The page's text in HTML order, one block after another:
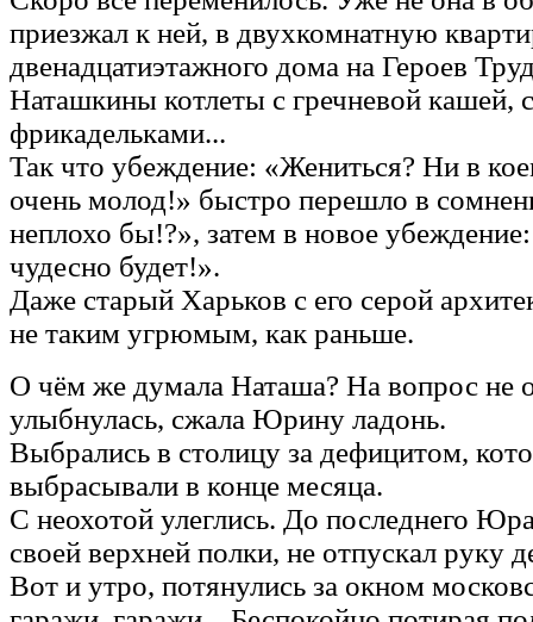
приезжал к ней, в двухкомнатную
двенадцатиэтажного дома на Героев
Наташкины котлеты с гречневой кашей,
фрикадельками...
Так что убеждение: «Жениться? Ни в
очень молод!» быстро перешло в
неплохо бы!?», затем в новое
чудесно будет!».
Даже старый Харьков с его серой
не таким угрюмым, как раньше.
О чём же думала Наташа? На вопрос не
улыбнулась, сжала Юрину ладонь.
Выбрались в столицу за дефицитом,
выбрасывали в конце месяца.
С неохотой улеглись. До последнего
своей верхней полки, не отпускал руку
Вот и утро, потянулись за окном